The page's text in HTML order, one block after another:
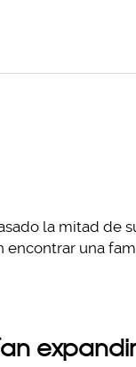
la mitad de
encontrar una